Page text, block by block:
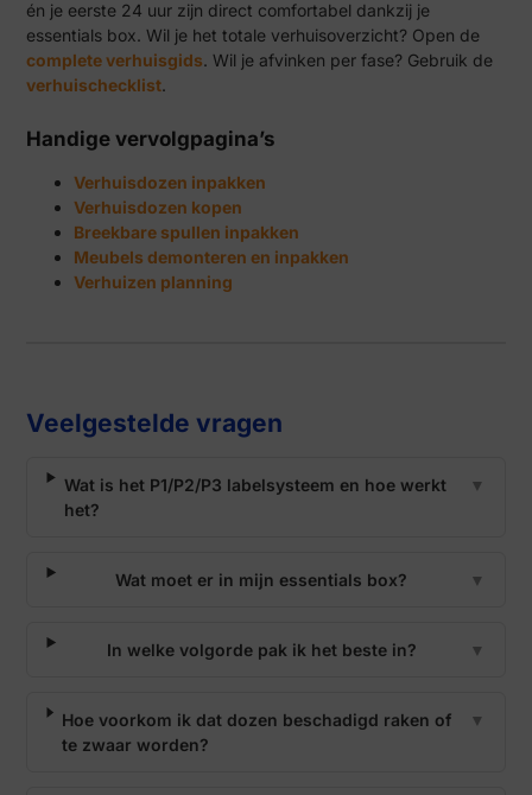
én je eerste 24 uur zijn direct comfortabel dankzij je
essentials box. Wil je het totale verhuisoverzicht? Open de
complete verhuisgids. Wil je afvinken per fase? Gebruik de
verhuischecklist.
Handige vervolgpagina’s
Verhuisdozen inpakken
Verhuisdozen kopen
Breekbare spullen inpakken
Meubels demonteren en inpakken
Verhuizen planning
Veelgestelde vragen
Wat is het P1/P2/P3 labelsysteem en hoe werkt
het?
▼
Wat moet er in mijn essentials box? ▼
In welke volgorde pak ik het beste in? ▼
Hoe voorkom ik dat dozen beschadigd raken of
te zwaar worden?
▼